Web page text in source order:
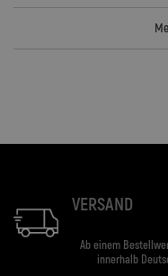
VERSAND
Ab einem
innerhalb